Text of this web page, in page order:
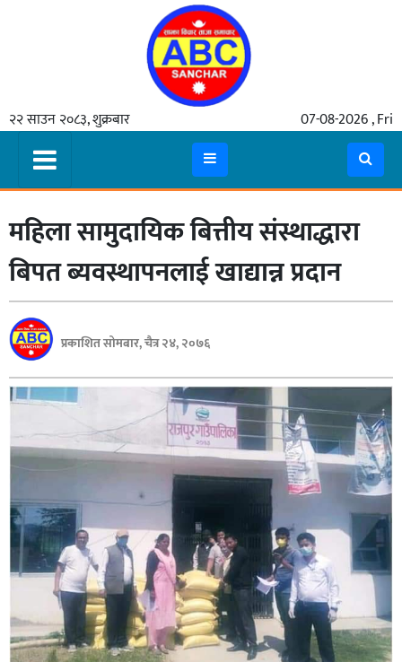
२२ साउन २०८३, शुक्रबार 07-08-2026 , Fri
समाचार
मुख्य
समाचार
कुटनीती
अर्थ
रसरङ्ग
यौन/
स्वास्थ्य
भिडियो
बिशेष
भिडियो
पत्रपत्रिका
खेलकुद
बिश्व
अचम्म
दुनिया
महिला सामुदायिक बित्तीय संस्थाद्धारा
बिपत ब्यवस्थापनलाई खाद्यान्न प्रदान
प्रकाशित सोमबार, चैत्र २४, २०७६